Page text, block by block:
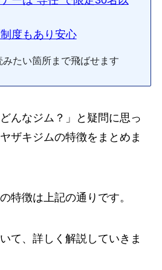
度もあり安心
みたい箇所まで飛ばせます
んなジム？」と疑問に思っ
ザキジムの特徴をまとめま
特徴は上記の通りです。
て、詳しく解説していきま